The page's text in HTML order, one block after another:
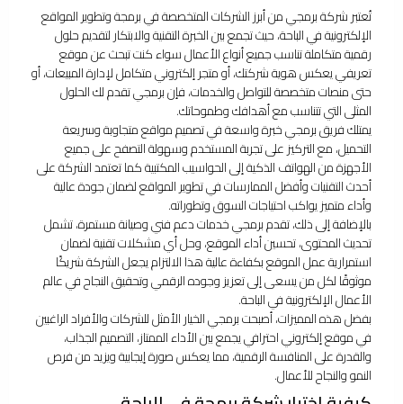
تُعتبر شركة برمجي من أبرز الشركات المتخصصة في برمجة وتطوير المواقع
الإلكترونية في الباحة، حيث تجمع بين الخبرة التقنية والابتكار لتقديم حلول
رقمية متكاملة تناسب جميع أنواع الأعمال سواء كنت تبحث عن موقع
تعريفي يعكس هوية شركتك، أو متجر إلكتروني متكامل لإدارة المبيعات، أو
حتى منصات متخصصة للتواصل والخدمات، فإن برمجي تقدم لك الحلول
المثلى التي تتناسب مع أهدافك وطموحاتك.
يمتلك فريق برمجي خبرة واسعة في تصميم مواقع متجاوبة وسريعة
التحميل، مع التركيز على تجربة المستخدم وسهولة التصفح على جميع
الأجهزة من الهواتف الذكية إلى الحواسيب المكتبية كما تعتمد الشركة على
أحدث التقنيات وأفضل الممارسات في تطوير المواقع لضمان جودة عالية
وأداء متميز يواكب احتياجات السوق وتطوراته.
بالإضافة إلى ذلك، تقدم برمجي خدمات دعم فني وصيانة مستمرة، تشمل
تحديث المحتوى، تحسين أداء الموقع، وحل أي مشكلات تقنية لضمان
استمرارية عمل الموقع بكفاءة عالية هذا الالتزام يجعل الشركة شريكًا
موثوقًا لكل من يسعى إلى تعزيز وجوده الرقمي وتحقيق النجاح في عالم
الأعمال الإلكترونية في الباحة.
بفضل هذه المميزات، أصبحت برمجي الخيار الأمثل للشركات والأفراد الراغبين
في موقع إلكتروني احترافي يجمع بين الأداء الممتاز، التصميم الجذاب،
والقدرة على المنافسة الرقمية، مما يعكس صورة إيجابية ويزيد من فرص
النمو والنجاح للأعمال.